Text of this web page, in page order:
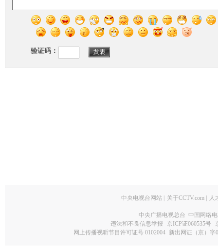
验证码：
中央电视台网站 关于CCTV.com 人
中央广播电视总台 中国网络
违法和不良信息举报
京ICP证060535号
网上传播视听节目许可证号 0102004 新出网证（京）